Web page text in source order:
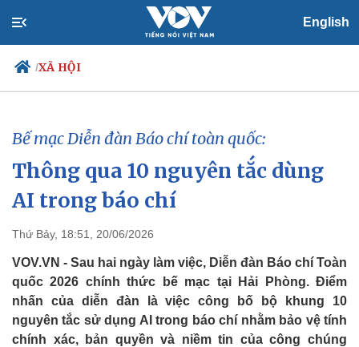
English
/XÃ HỘI
Chính trị
Đảng
Tổ chức nhân sự
Quốc hội
Tin 24h
Biển đảo
Bế mạc Diễn đàn Báo chí toàn quốc:
Thông qua 10 nguyên tắc dùng
AI trong báo chí
Thứ Bảy, 18:51, 20/06/2026
VOV.VN - Sau hai ngày làm việc, Diễn đàn Báo chí Toàn
quốc 2026 chính thức bế mạc tại Hải Phòng. Điểm
nhấn của diễn đàn là việc công bố bộ khung 10
nguyên tắc sử dụng AI trong báo chí nhằm bảo vệ tính
chính xác, bản quyền và niềm tin của công chúng